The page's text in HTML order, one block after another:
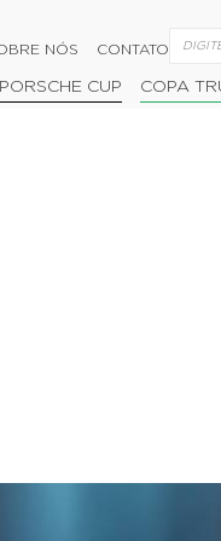
NÓS CONTATO
PORSCHE CUP COPA